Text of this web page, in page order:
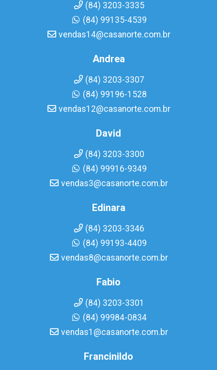
(84) 3203-3335
(84) 99135-4539
vendas14@casanorte.com.br
Andrea
(84) 3203-3307
(84) 99196-1528
vendas12@casanorte.com.br
David
(84) 3203-3300
(84) 99916-9349
vendas3@casanorte.com.br
Edinara
(84) 3203-3346
(84) 99193-4409
vendas8@casanorte.com.br
Fabio
(84) 3203-3301
(84) 99984-0834
vendas1@casanorte.com.br
Francinildo